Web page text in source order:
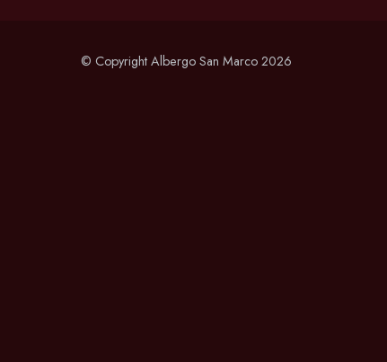
© Copyright Albergo San Marco 2026